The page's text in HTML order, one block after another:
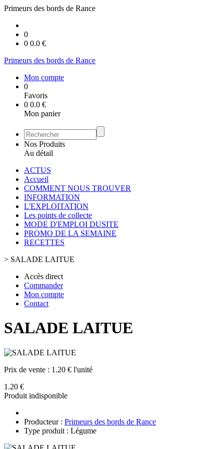
Primeurs des bords de Rance
0
0 0.0 €
Primeurs des bords de Rance
Mon compte
0
Favoris
0 0.0 €
Mon panier
Nos Produits
Au détail
ACTUS
Accueil
COMMENT NOUS TROUVER
INFORMATION
L'EXPLOITATION
Les points de collecte
MODE D'EMPLOI DUSITE
PROMO DE LA SEMAINE
RECETTES
> SALADE LAITUE
Accès direct
Commander
Mon compte
Contact
SALADE LAITUE
Prix de vente : 1.20 € l'unité
1.20 €
Produit indisponible
Producteur : Primeurs des bords de Rance
Type produit : Légume